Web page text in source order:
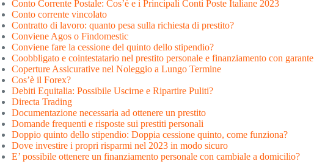
Conto Corrente Postale: Cos’è e i Principali Conti Poste Italiane 2023
Conto corrente vincolato
Contratto di lavoro: quanto pesa sulla richiesta di prestito?
Conviene Agos o Findomestic
Conviene fare la cessione del quinto dello stipendio?
Coobbligato e cointestatario nel prestito personale e finanziamento con garante
Coperture Assicurative nel Noleggio a Lungo Termine
Cos’è il Forex?
Debiti Equitalia: Possibile Uscirne e Ripartire Puliti?
Directa Trading
Documentazione necessaria ad ottenere un prestito
Domande frequenti e risposte sui prestiti personali
Doppio quinto dello stipendio: Doppia cessione quinto, come funziona?
Dove investire i propri risparmi nel 2023 in modo sicuro
E’ possibile ottenere un finanziamento personale con cambiale a domicilio?